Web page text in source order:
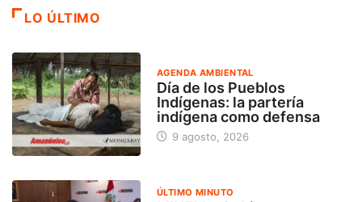
LO ÚLTIMO
AGENDA AMBIENTAL
Día de los Pueblos
Indígenas: la partería
indígena como defensa
9 agosto, 2026
ÚLTIMO MINUTO